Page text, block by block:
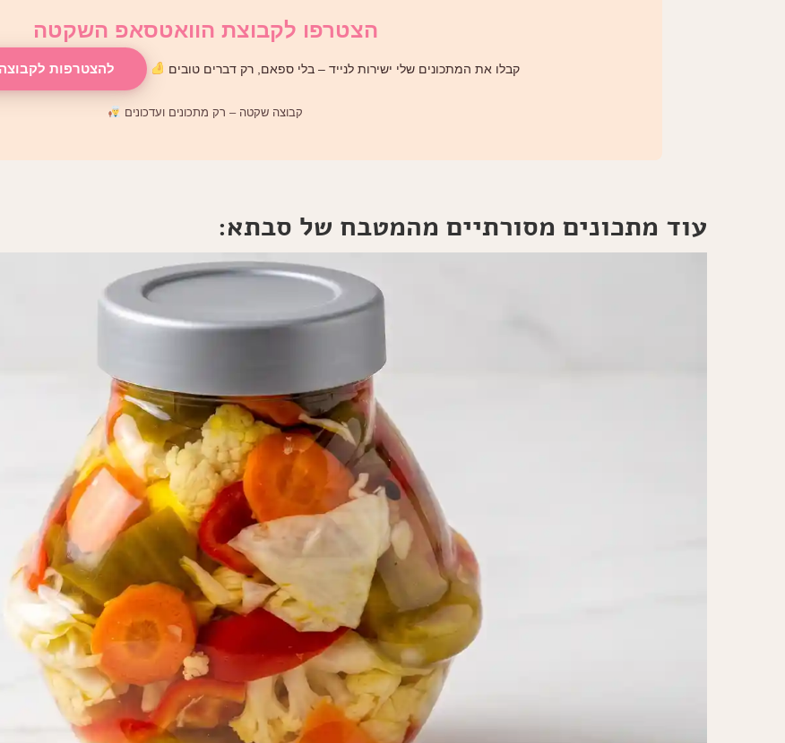
הצטרפו לקבוצת הוואטסאפ השקטה
קבלו את המתכונים שלי ישירות לנייד – בלי ספאם, רק דברים טובים להצטרפות
קבוצה שקטה – רק מתכונים ועדכונים
עוד מתכונים מסורתיים מהמטבח של סבתא: